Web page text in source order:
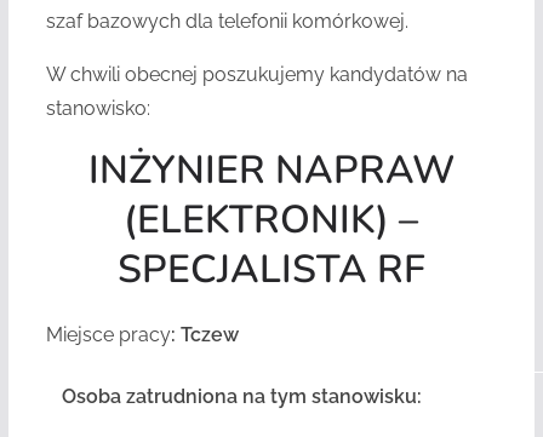
szaf bazowych dla telefonii komórkowej.
W chwili obecnej poszukujemy kandydatów na
stanowisko:
INŻYNIER NAPRAW
(ELEKTRONIK) –
SPECJALISTA RF
Miejsce pracy: Tczew
Osoba zatrudniona na tym stanowisku: